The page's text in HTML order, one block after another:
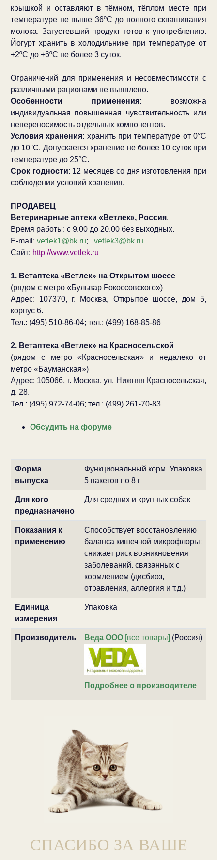
крышкой и оставляют в тёмном, тёплом месте при
температуре не выше 36ºС до полного сквашивания
молока. Загустевший продукт готов к употреблению.
Йогурт хранить в холодильнике при температуре от
+2ºС до +6ºС не более 3 суток.
Ограничений для применения и несовместимости с
различными рационами не выявлено.
Особенности применения: возможна
индивидуальная повышенная чувствительность или
непереносимость отдельных компонентов.
Условия хранения: хранить при температуре от 0°С
до 10°С. Допускается хранение не более 10 суток при
температуре до 25°С.
Срок годности: 12 месяцев со дня изготовления при
соблюдении условий хранения.
ПРОДАВЕЦ
Ветеринарные аптеки «Ветлек», Россия.
Время работы: с 9.00 до 20.00 без выходных.
E-mail: vetlek1@bk.ru; vetlek3@bk.ru
Сайт: http://www.vetlek.ru
1. Ветаптека «Ветлек» на Открытом шоссе
(рядом с метро «Бульвар Рокоссовского»)
Адрес: 107370, г. Москва, Открытое шоссе, дом 5,
корпус 6.
Тел.: (495) 510-86-04; тел.: (499) 168-85-86
2. Ветаптека «Ветлек» на Красносельской
(рядом с метро «Красносельская» и недалеко от
метро «Бауманская»)
Адрес: 105066, г. Москва, ул. Нижняя Красносельская,
д. 28.
Тел.: (495) 972-74-06; тел.: (499) 261-70-83
Обсудить на форуме
Форма
выпуска
Функциональный корм. Упаковка
5 пакетов по 8 г
Для кого
предназначено
Для средних и крупных собак
Показания к
применению
Способствует восстановлению
баланса кишечной микрофлоры;
снижает риск возникновения
заболеваний, связанных с
кормлением (дисбиоз,
отравления, аллергия и т.д.)
Единица
измерения
Упаковка
Производитель Веда ООО[все товары] (Россия)
Подробнее о производителе
СПАСИБО ЗА ВАШЕ